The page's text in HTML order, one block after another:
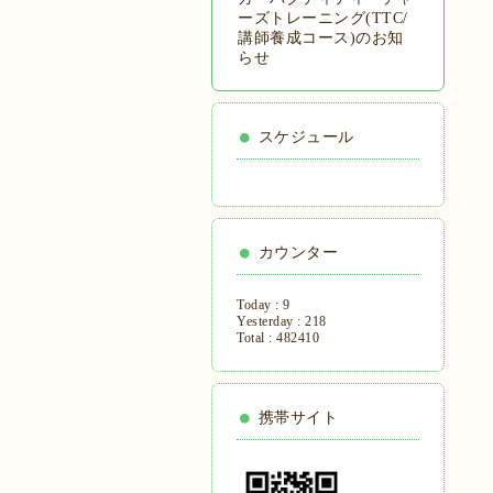
ーズトレーニング(TTC/
講師養成コース)のお知
らせ
スケジュール
カウンター
Today : 9
Yesterday : 218
Total : 482410
携帯サイト